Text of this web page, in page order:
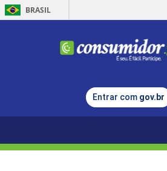
BRASIL
Entrar com gov.br